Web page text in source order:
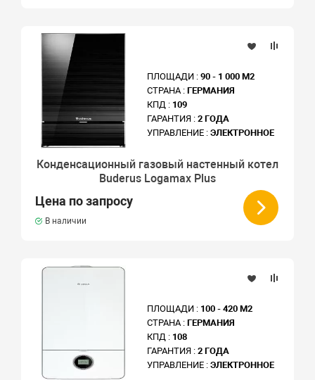
ПЛОЩАДИ :90 - 1 000 М2
СТРАНА :ГЕРМАНИЯ
КПД : 109
ГАРАНТИЯ :2 ГОДА
УПРАВЛЕНИЕ :ЭЛЕКТРОННОЕ
Конденсационный газовый настенный котел
Buderus Logamax Plus
Цена по запросу
В наличии
ПЛОЩАДИ : 100 - 420 М2
СТРАНА :ГЕРМАНИЯ
КПД : 108
ГАРАНТИЯ :2 ГОДА
УПРАВЛЕНИЕ :ЭЛЕКТРОННОЕ